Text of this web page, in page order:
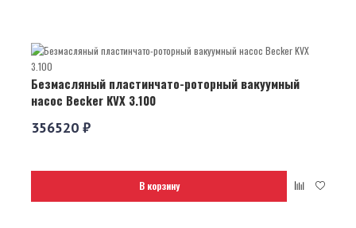
Безмасляный пластинчато-роторный вакуумный
насос Becker KVX 3.100
356520 ₽
В корзину